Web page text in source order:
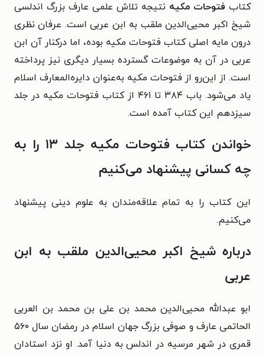
کتاب فتوحات مکیه نتیجه تلاش علمی عارف بزرگ اندلسی
شیخ اکبر محیی‌الدین ملقب به ابن عربی است. عرفان نظری
درون مایه اصلی کتاب فتوحات مکیه بوده، اما درکنار آن ابن
عربی در آن به موضوعات گسترده بسیار دیگری نیز پرداخته
است. از این‌رو از فتوحات مکیه به‌عنوان دایره‌المعارف اسلام
یاد می‌شود. باب ۳۸۴ تا ۴۶۱ از کتاب فتوحات مکیه در جلد
سیزدهم این کتاب آمده است.
خواندن کتاب فتوحات مکیه جلد ۱۳ را به
چه کسانی پیشنهاد می‌کنیم
این کتاب را به تمام علاقه‌مندان به علوم دینی پیشنهاد
می‌کنیم.
درباره شیخ اکبر محیی‌الدین ملقب به ابن
عربی
ابو عبدالله محیی‌الدین محمد بن علی بن محمد بن العربی
الحاتمی عارف و صوفی بزرگ جهان اسلام در رمضان سال ۵۶۰
قمری در شهر مرسیه در اندلس به دنیا آمد. او نزد استادان